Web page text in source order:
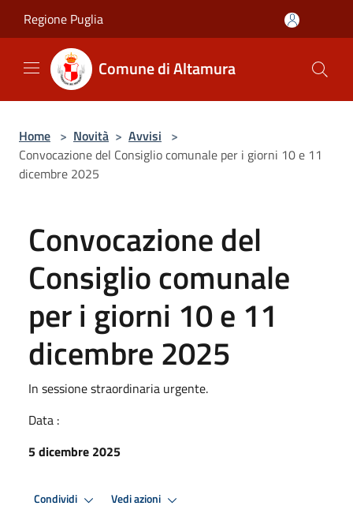
Regione Puglia
Comune di Altamura
Home > Novità > Avvisi >
Convocazione del Consiglio comunale per i giorni 10 e 11
dicembre 2025
Convocazione del
Consiglio comunale
per i giorni 10 e 11
dicembre 2025
In sessione straordinaria urgente.
Data :
5 dicembre 2025
Condividi Vedi azioni